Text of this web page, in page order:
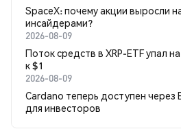
SpaceX: почему акции выросли
инсайдерами?
2026-08-09
Поток средств в XRP-ETF упал
к $1
2026-08-09
Cardano теперь доступен через
для инвесторов